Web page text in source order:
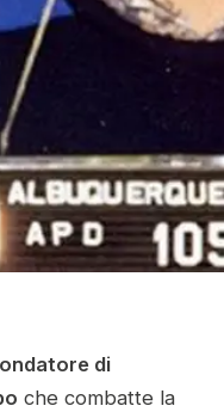
di
che combatte la